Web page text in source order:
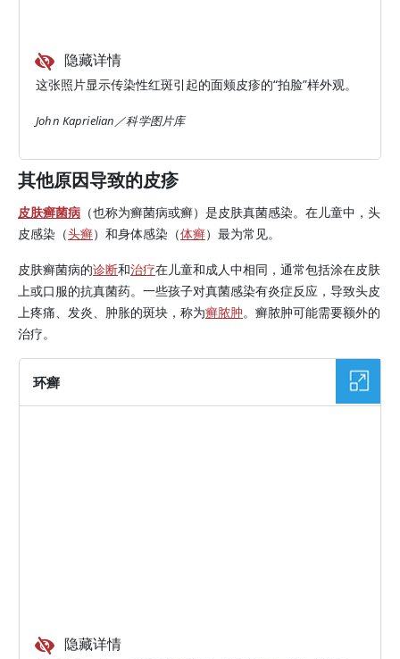
隐藏详情
这张照片显示传染性红斑引起的面颊皮疹的“拍脸”样外观。
John Kaprielian／科学图片库
其他原因导致的皮疹
皮肤癣菌病 （也称为癣菌病或癣）是皮肤真菌感染。在儿童中，头
皮感染（头癣）和身体感染（体癣）最为常见。
皮肤癣菌病的诊断和治疗在儿童和成人中相同，通常包括涂在皮肤
上或口服的抗真菌药。一些孩子对真菌感染有炎症反应，导致头皮
上疼痛、发炎、肿胀的斑块，称为癣脓肿。癣脓肿可能需要额外的
治疗。
环癣
隐藏详情